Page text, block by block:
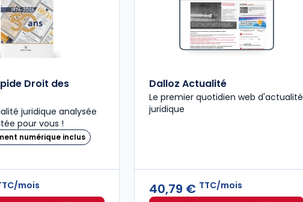
Droit des
juridique analysée
pour vous !
numérique inclus
mois
Dalloz Actualité
Le premier quotidien web d'actualité
juridique
40,79 € TTC/mois